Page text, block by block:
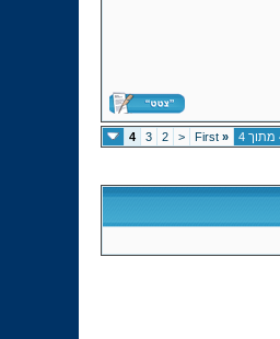
«
First
<
2
3
4